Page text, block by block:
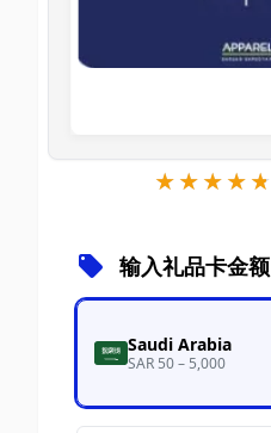
★★★★★
★★★★★
输入礼品卡金额
Saudi Arabia
SAR 50 – 5,000